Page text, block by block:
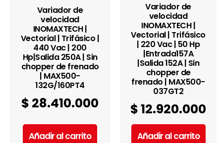
Variador de
velocidad
INOMAXTECH |
Vectorial | Trifásico |
440 Vac | 200
Hp|Salida 250A | Sin
chopper de frenado
| MAX500-
132G/160PT4
$ 28.410.000
Añadir al carrito
Variador de
velocidad
INOMAXTECH |
Vectorial | Trifásico
| 220 Vac | 50 Hp
|Entrada157A
|Salida 152A | Sin
chopper de
frenado | MAX500-
037GT2
$12.920.000
Añadir al carrito